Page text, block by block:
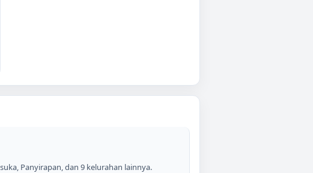
Panyirapan, dan 9 kelurahan lainnya.